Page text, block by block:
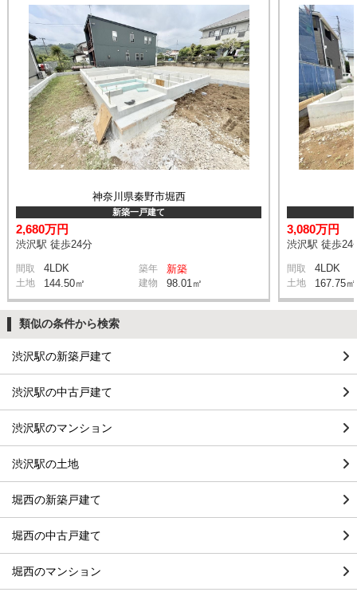
神奈川県秦野市堀西
新築一戸建て
2,680万円
渋沢駅 徒歩24分
間取 4LDK 築年 新築
土地 144.50㎡ 建物 98.01㎡
3,080万円
渋沢駅 徒歩24
間取 4LDK
土地 167.75㎡
類似の条件から検索
渋沢駅の新築戸建て
渋沢駅の中古戸建て
渋沢駅のマンション
渋沢駅の土地
堀西の新築戸建て
堀西の中古戸建て
堀西のマンション